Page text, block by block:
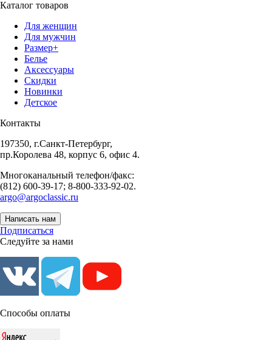
Каталог товаров
Для женщин
Для мужчин
Размер+
Белье
Аксессуары
Скидки
Новинки
Детское
Контакты
197350, г.Санкт-Петербург,
пр.Королева 48, корпус 6, офис 4.
Многоканальный телефон/факс:
(812) 600-39-17; 8-800-333-92-02.
argo@argoclassic.ru
Написать нам
Подписаться
Следуйте за нами
Способы оплаты